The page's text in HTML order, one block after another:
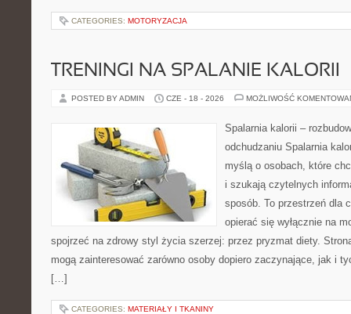
CATEGORIES: MOTORYZACJA
TRENINGI NA SPALANIE KALORII
POSTED BY ADMIN CZE - 18 - 2026 MOŻLIWOŚĆ
Spalarnia kalorii –
odchudzaniu Spalarnia
myślą o osobach, które
i szukają czytelnych
sposób. To przestrzeń dla
opierać się wyłącznie na
spojrzeć na zdrowy styl życia szerzej: przez pryzmat diety.
mogą zainteresować zarówno osoby dopiero zaczynające, jak i
[…]
CATEGORIES: MATERIAŁY I TKANINY